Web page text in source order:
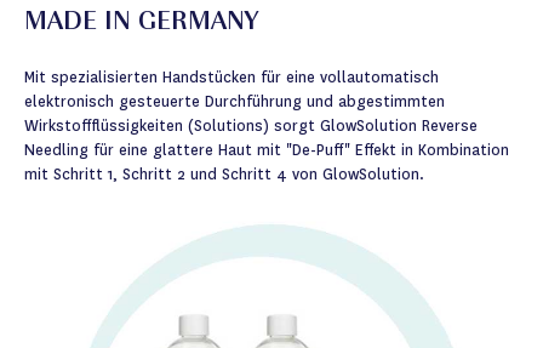
MADE IN GERMANY
Mit spezialisierten Handstücken für eine vollautomatisch
elektronisch gesteuerte Durchführung und abgestimmten
Wirkstoffflüssigkeiten (Solutions) sorgt GlowSolution Reverse
Needling für eine glattere Haut mit "De-Puff" Effekt in Kombination
mit Schritt 1, Schritt 2 und Schritt 4 von GlowSolution.